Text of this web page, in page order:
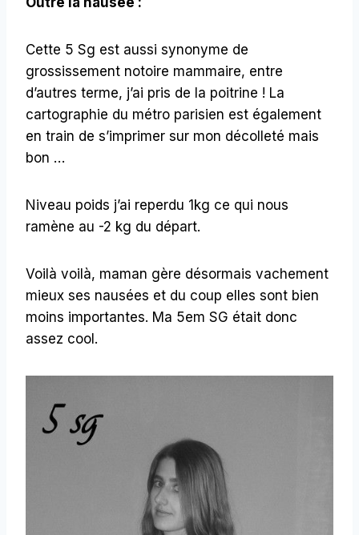
Cette 5 Sg est aussi synonyme de
grossissement notoire mammaire, entre
d’autres terme, j’ai pris de la poitrine ! La
cartographie du métro parisien est également
en train de s’imprimer sur mon décolleté mais
bon …
Niveau poids j’ai reperdu 1kg ce qui nous
ramène au -2 kg du départ.
Voilà voilà, maman gère désormais vachement
mieux ses nausées et du coup elles sont bien
moins importantes. Ma 5em SG était donc
assez cool.